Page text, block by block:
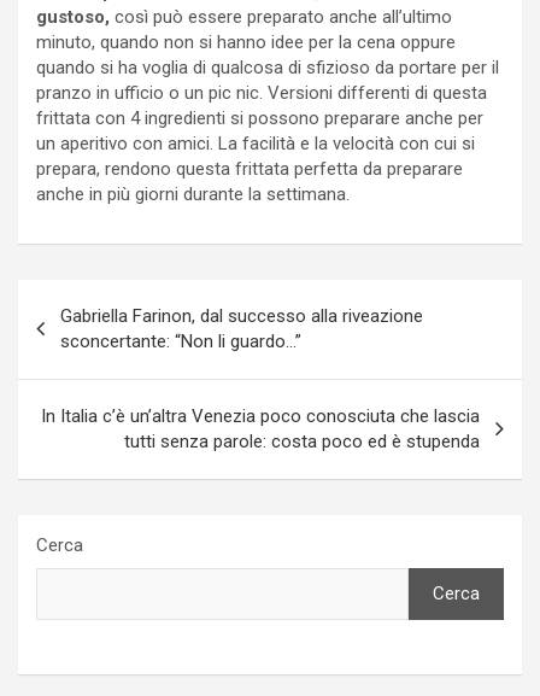
gustoso, così può essere preparato anche all’ultimo
minuto, quando non si hanno idee per la cena oppure
quando si ha voglia di qualcosa di sfizioso da portare per il
pranzo in ufficio o un pic nic. Versioni differenti di questa
frittata con 4 ingredienti si possono preparare anche per
un aperitivo con amici. La facilità e la velocità con cui si
prepara, rendono questa frittata perfetta da preparare
anche in più giorni durante la settimana.
articoli
Gabriella Farinon, dal successo alla riveazione
sconcertante: “Non li guardo…”
In Italia c’è un’altra Venezia poco conosciuta che lascia
tutti senza parole: costa poco ed è stupenda
Cerca
Cerca